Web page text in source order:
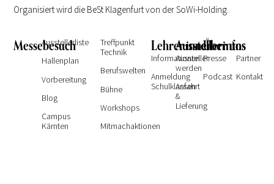
Organisiert wird die BeSt Klagenfurt von der SoWi-Holding.
Messebesuch
Ausstellerliste
Hallenplan
Vorbereitung
Blog
Campus
Kärnten
Treffpunkt
Technik
Berufswelten
Bühne
Workshops
Mitmachaktionen
Lehrer:innen
Informationen
Anmeldung
Schulklassen
Ausstellerinfos
Aussteller
werden
Anfahrt
&
Lieferung
Über uns
Presse
Podcast
Partner
Kontakt